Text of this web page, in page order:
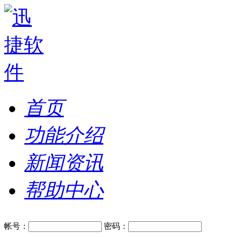
首页
功能介绍
新闻资讯
帮助中心
帐号： 密码：